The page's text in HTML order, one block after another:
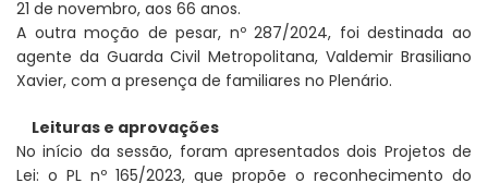
21 de novembro, aos 66 anos.
A outra moção de pesar, nº 287/2024, foi destinada ao
agente da Guarda Civil Metropolitana, Valdemir Brasiliano
Xavier, com a presença de familiares no Plenário.
Leituras e aprovações
No início da sessão, foram apresentados dois Projetos de
Lei: o PL nº 165/2023, que propõe o reconhecimento do